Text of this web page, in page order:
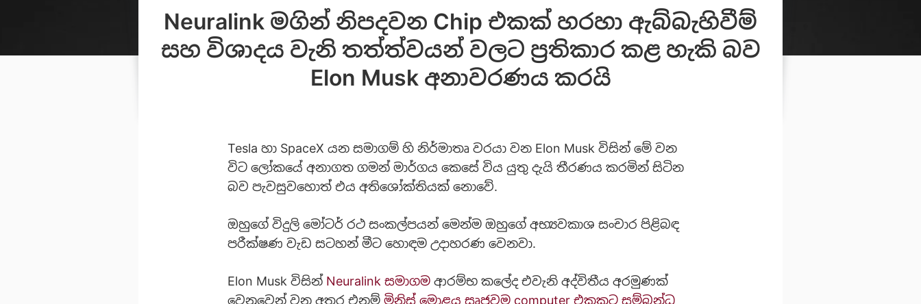
Neuralink මගින් නිපදවන Chip එකක් හරහා ඇබ්බැහිවීම්
සහ විශාදය වැනි තත්ත්වයන් වලට ප්‍රතිකාර කළ හැකි බව
Elon Musk අනාවරණය කරයි
Tesla හා SpaceX යන සමාගම් හි නිර්මාතෘ වරයා වන Elon Musk විසින් මේ වන
විට ලෝකයේ අනාගත ගමන් මාර්ගය කෙසේ විය යුතු දැයි තීරණය කරමින් සිටින
බව පැවසුවහොත් එය අතිශෝක්තියක් නොවේ.
ඔහුගේ විදුලි මෝටර් රථ සංකල්පයන් මෙන්ම ඔහුගේ අභ්‍යවකාශ සංචාර පිළිබඳ
පරීක්ෂණ වැඩ සටහන් මීට හොඳම උදාහරණ වෙනවා.
Elon Musk විසින් Neuralink සමාගම ආරම්භ කලේද එවැනි අද්විතීය අරමුණක්
වෙනුවෙන් වන අතර එනම් මිනිස් මොළය සෘජුවම computer එකකට සම්බන්ධ